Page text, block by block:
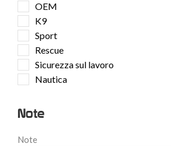
OEM
K9
Sport
Rescue
Sicurezza sul lavoro
Nautica
Note
Note